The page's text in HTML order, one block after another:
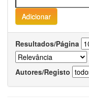
Resultados/Página
Autores/Registo